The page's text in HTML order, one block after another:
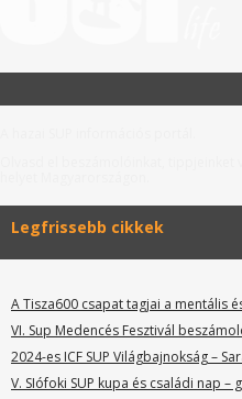
Legfrissebb cikkek
A Tisza600 csapat tagjai a mentális
VI. Sup Medencés Fesztivál
2024-es ICF SUP Világbajnokság –
V. SIófoki SUP kupa és családi nap –